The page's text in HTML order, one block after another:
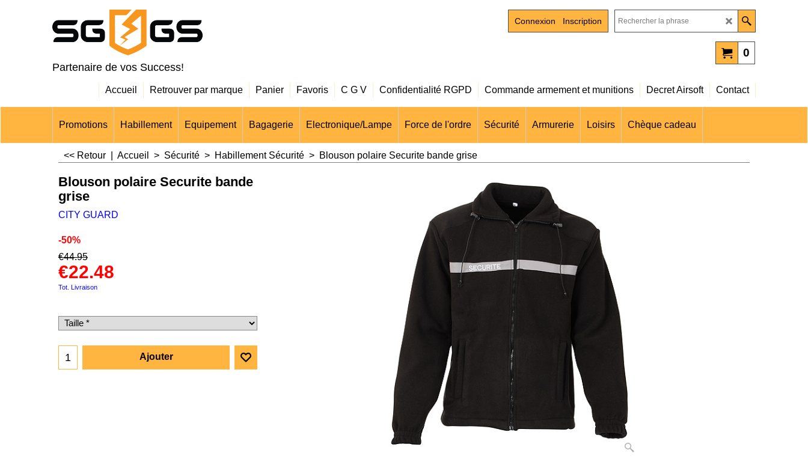
Partenaire de vos Success!
Connexion Inscription
0
Accueil Retrouver par marque Panier Favoris C G V Confidentialité RGPD Commande armement et munitions Decret Airsoft Contact
Promotions Habillement Equipement Bagagerie Electronique/Lampe Force de l'ordre Sécurité Armurerie Loisirs Chèque cadeau
<< Retour Accueil > Sécurité > Habillement Sécurité > Blouson polaire Securite bande grise
Blouson polaire Securite bande
grise
CITY GUARD
-50%
€44.95
€22.48
Tot. Livraison
Ajouter